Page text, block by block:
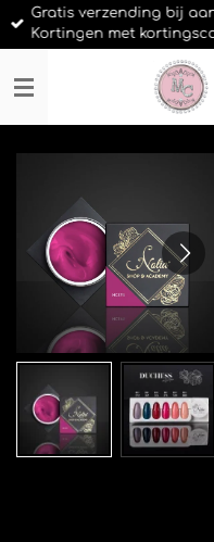
Ga
direct
de
Gratis verzending bij
Kortingen met